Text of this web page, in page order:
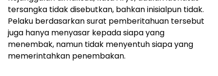
tersangka tidak disebutkan, bahkan inisialpun tidak.
Pelaku berdasarkan surat pemberitahuan tersebut
juga hanya menyasar kepada siapa yang
menembak, namun tidak menyentuh siapa yang
memerintahkan penembakan.